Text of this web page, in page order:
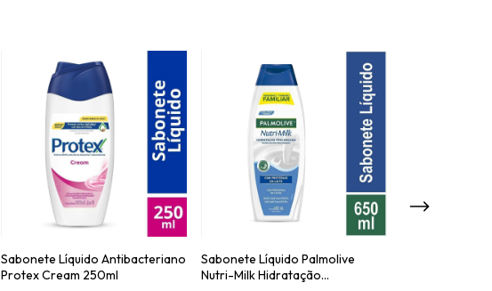
Sabonete Líquido Antibacteriano
Protex Cream 250ml
Sabonete Líquido Palmolive
Nutri-Milk Hidratação